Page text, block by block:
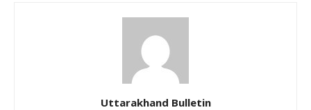
Uttarakhand Bulletin